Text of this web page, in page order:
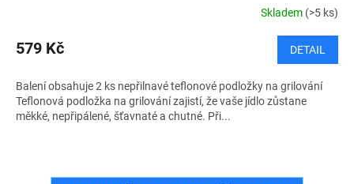
Skladem (>5 ks)
579 Kč DETAIL
Balení obsahuje 2 ks nepřilnavé teflonové podložky na grilování
Teflonová podložka na grilování zajistí, že vaše jídlo zůstane
měkké, nepřipálené, šťavnaté a chutné. Při...